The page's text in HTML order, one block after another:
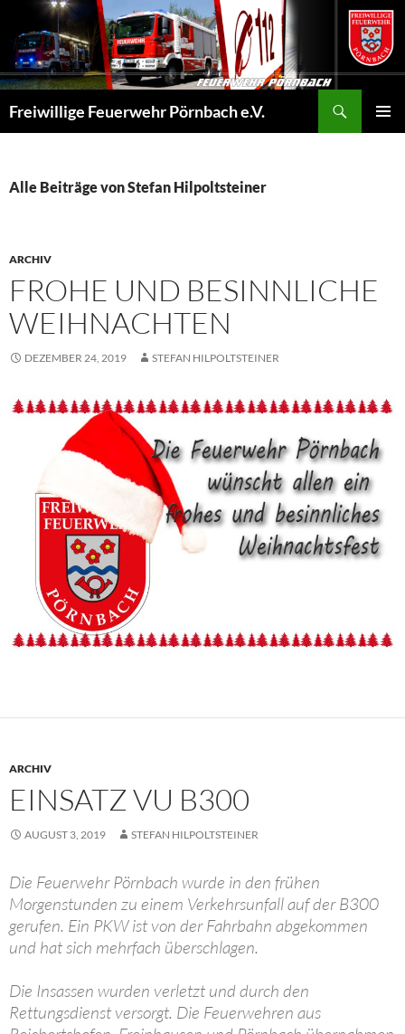
Inhalt
springen
Freiwillige Feuerwehr Pörnbach e.V.
Alle Beiträge von Stefan Hilpoltsteiner
ARCHIV
FROHE UND BESINNLICHE
WEIHNACHTEN
DEZEMBER 24, 2019 STEFAN HILPOLTSTEINER
ARCHIV
EINSATZ VU B300
AUGUST 3, 2019 STEFAN HILPOLTSTEINER
Die Feuerwehr Pörnbach wurde in den frühen
Morgenstunden zu einem Verkehrsunfall auf der B300
gerufen. Ein PKW ist von der Fahrbahn abgekommen
und hat sich mehrfach überschlagen.
Die Insassen wurden verletzt und durch den
Rettungsdienst versorgt. Die Feuerwehren aus